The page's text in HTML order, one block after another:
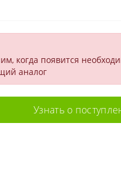
когда появится
аналог
Узнать о